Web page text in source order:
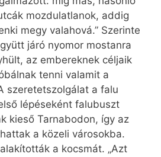
mozdulatlanok, addig
megy valahová.” Szerinte
járó nyomor mostanra
az embereknek céljaik
tenni valamit a
szeretetszolgálat a falu
lépéseként falubuszt
kieső Tarnabodon, így az
a közeli városokba.
a kocsmát. „Azt